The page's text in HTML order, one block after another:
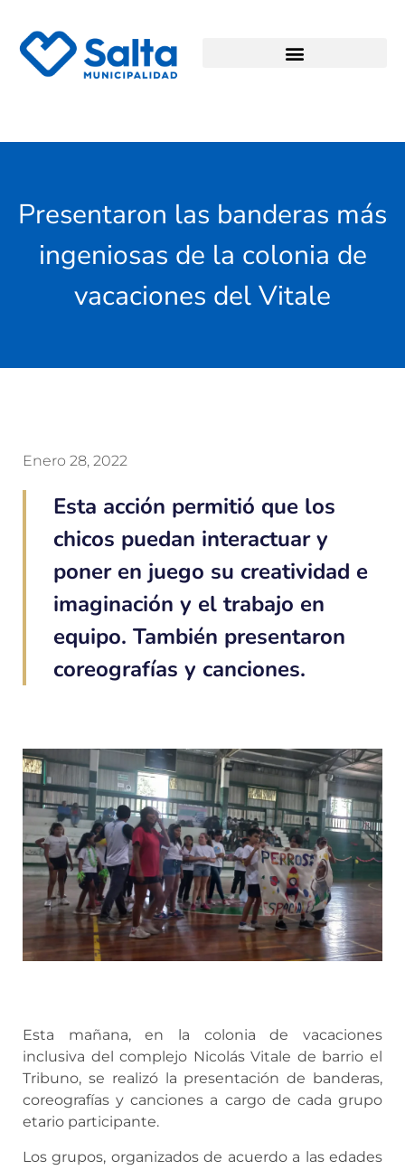
Presentaron las banderas más
ingeniosas de la colonia de
vacaciones del Vitale
Enero 28, 2022
Esta acción permitió que los
chicos puedan interactuar y
poner en juego su creatividad e
imaginación y el trabajo en
equipo. También presentaron
coreografías y canciones.
Esta mañana, en la colonia de vacaciones
inclusiva del complejo Nicolás Vitale de barrio el
Tribuno, se realizó la presentación de banderas,
coreografías y canciones a cargo de cada grupo
etario participante.
Los grupos, organizados de acuerdo a las edades